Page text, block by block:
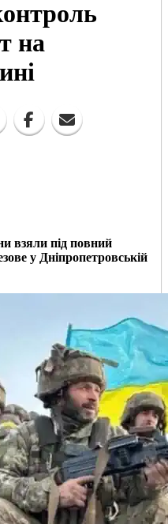
на
взяли під повний
у Дніпропетровській